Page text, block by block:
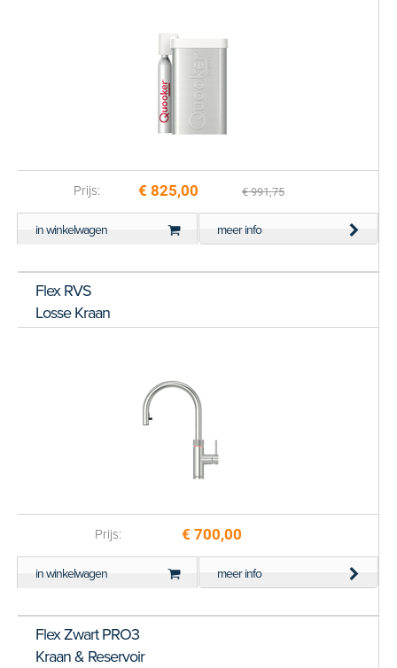
Prijs: € 825,00 € 991,75
in winkelwagen meer info
Flex RVS
Losse Kraan
Prijs: € 700,00
in winkelwagen meer info
Flex Zwart PRO3
Kraan & Reservoir